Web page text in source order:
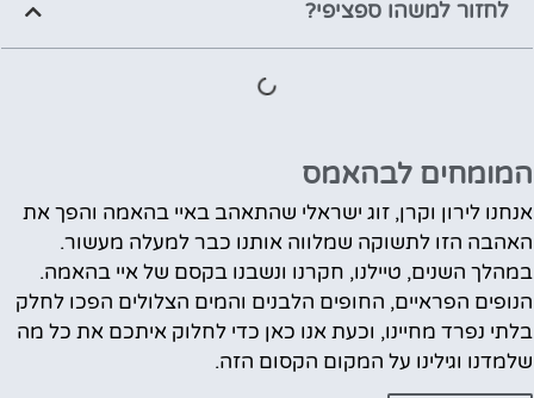
לחזור למשהו ספציפי?
המומחים לבהאמס
אנחנו לירון וקרן, זוג ישראלי שהתאהב באיי בהאמה והפך את
האהבה הזו לתשוקה שמלווה אותנו כבר למעלה מעשור.
במהלך השנים, טיילנו, חקרנו ונשבנו בקסם של איי בהאמה.
הנופים הפראיים, החופים הלבנים והמים הצלולים הפכו לחלק
בלתי נפרד מחיינו, וכעת אנו כאן כדי לחלוק איתכם את כל מה
שלמדנו וגילינו על המקום הקסום הזה.